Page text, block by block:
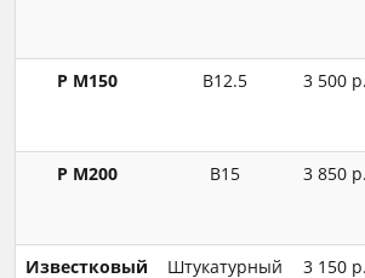
Р М150
В12.5 3 500 р.
Р М200
В15 3 850 р.
Известковый
Штукатурный 3 150 р.